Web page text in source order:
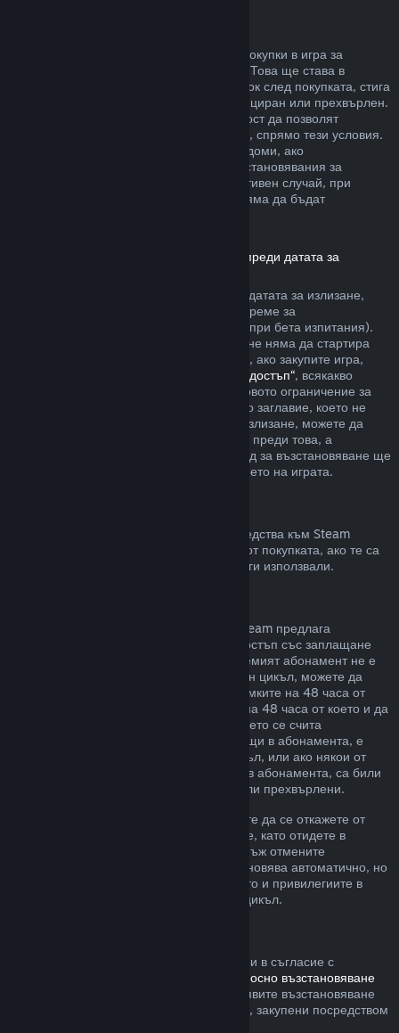
Steam ще предлага възстановяване на покупки в игра за
всякакви заглавия разработени от Valve. Това ще става в
рамките на четиридесет и осем часов срок след покупката, стига
артикула да не е бил използван, модифициран или прехвърлен.
Другите разработчици ще имат възможност да позволят
възстановявания за артикули в игрите си, спрямо тези условия.
По време на покупката Steam ще Ви уведоми, ако
разработчикът е решил да предлага възстановявания за
артикула в играта, който купувате. В противен случай, при
покупките в игри, които не са на Valve, няма да бъдат
Възстановявания за заглавия, закупени преди датата за
Когато закупите заглавие в Steam преди датата за излизане,
двучасовото ограничение на игралното време за
възстановяване ще е приложимо (освен при бета изпитания).
Но 14-дневният период за възстановяване няма да стартира
преди датата за излизане. Ето например, ако закупите игра,
„Разширен достъп“, всякакво
игрално време ще се отчита към двучасовото ограничение за
възстановяване. Ако предплатите дадено заглавие, което не
може да бъде пускано преди датата за излизане, можете да
изискате възстановяване по всяко време преди това, а
стандартният 14-дневен/двучасов период за възстановяване ще
се прилага, считано от датата за излизането на играта.
Може да изискате възстановяване на средства към Steam
портфейл в четиринадесет дневен срок от покупката, ако те са
били закупени в Steam и все още не сте ги използвали.
За някои видове съдържание и услуги Steam предлага
периодичен (напр. месечен, годишен) достъп със заплащане
чрез повтарящо таксуване. Ако подновяемият абонамент не е
използван по време на текущия платежен цикъл, можете да
поискате възстановяване на цената в рамките на 48 часа от
първоначалната покупка или в рамките на 48 часа от което и да
е автоматично подновяване. Съдържанието се счита
използвано, ако някоя от игрите, попадащи в абонамента, е
била играна през текущия платежен цикъл, или ако някои от
привилегиите или отстъпките, включени в абонамента, са били
използвани, изразходвани, променени или прехвърлени.
Моля, обърнете внимание, че Вие можете да се откажете от
даден активен абонамент по всяко време, като отидете в
. Щом веднъж отмените
абонамента си, той вече няма да се подновява автоматично, но
Вие ще запазите достъп до съдържанието и привилегиите в
него до края на Вашия текущ платежен цикъл.
В рамките на приемлив времеви период и в съгласие с
политиката относно възстановяване
, Вие можете да заявите възстановяване
на сумата за Steam хардуер и аксесоари, закупени посредством